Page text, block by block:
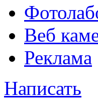
Веб
Реклама
Написать